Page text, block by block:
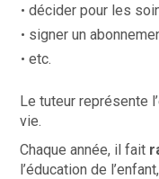
décider pour les
signer un
etc.
Le tuteur représente
vie.
Chaque année, il fait
l’éducation de